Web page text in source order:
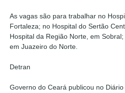
As vagas são para trabalhar no
Fortaleza; no Hospital do Sertão
Hospital da Região Norte, em
em Juazeiro do Norte.
Detran
Governo do Ceará publicou no